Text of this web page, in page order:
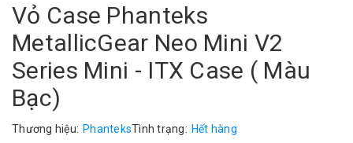
Vỏ Case Phanteks
MetallicGear Neo Mini V2
Series Mini - ITX Case ( Màu
Bạc)
Thương hiệu: PhanteksTình trạng: Hết hàng